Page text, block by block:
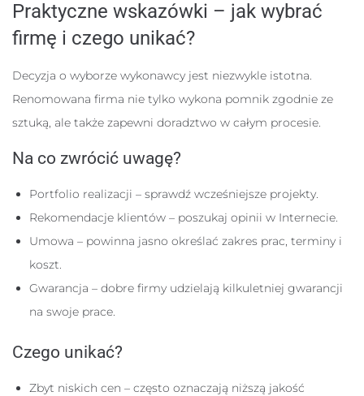
Praktyczne wskazówki – jak wybrać
firmę i czego unikać?
Decyzja o wyborze wykonawcy jest niezwykle istotna.
Renomowana firma nie tylko wykona pomnik zgodnie ze
sztuką, ale także zapewni doradztwo w całym procesie.
Na co zwrócić uwagę?
Portfolio realizacji – sprawdź wcześniejsze projekty.
Rekomendacje klientów – poszukaj opinii w Internecie.
Umowa – powinna jasno określać zakres prac, terminy i
koszt.
Gwarancja – dobre firmy udzielają kilkuletniej gwarancji
na swoje prace.
Czego unikać?
Zbyt niskich cen – często oznaczają niższą jakość